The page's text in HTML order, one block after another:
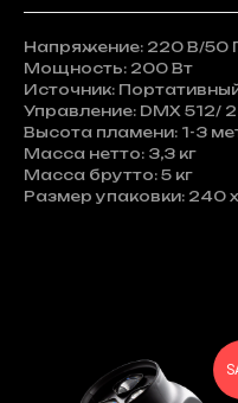
Напряжение: 220 В/50
Мощность: 200 Вт
Источник:
Управление: DMX 512/
Высота пламени: 1-3
Масса нетто: 3,3 кг
Масса брутто: 5 кг
Размер упаковки: 240